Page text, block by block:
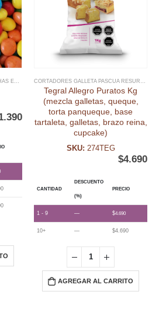
,MIX SPRINKLES,NAVIDAD, PASCUA
Tegral Allegro Puratos Kg
(mezcla galletas, queque,
torta panqueque, base
tartaleta, galletas, brazo reina,
cupcake)
SKU: 274TEG
$4.690
CANTIDAD
DESCUENTO
(%)
PRECIO
1 - 9 — $4.690
10+ — $4.690
AGREGAR AL CARRITO